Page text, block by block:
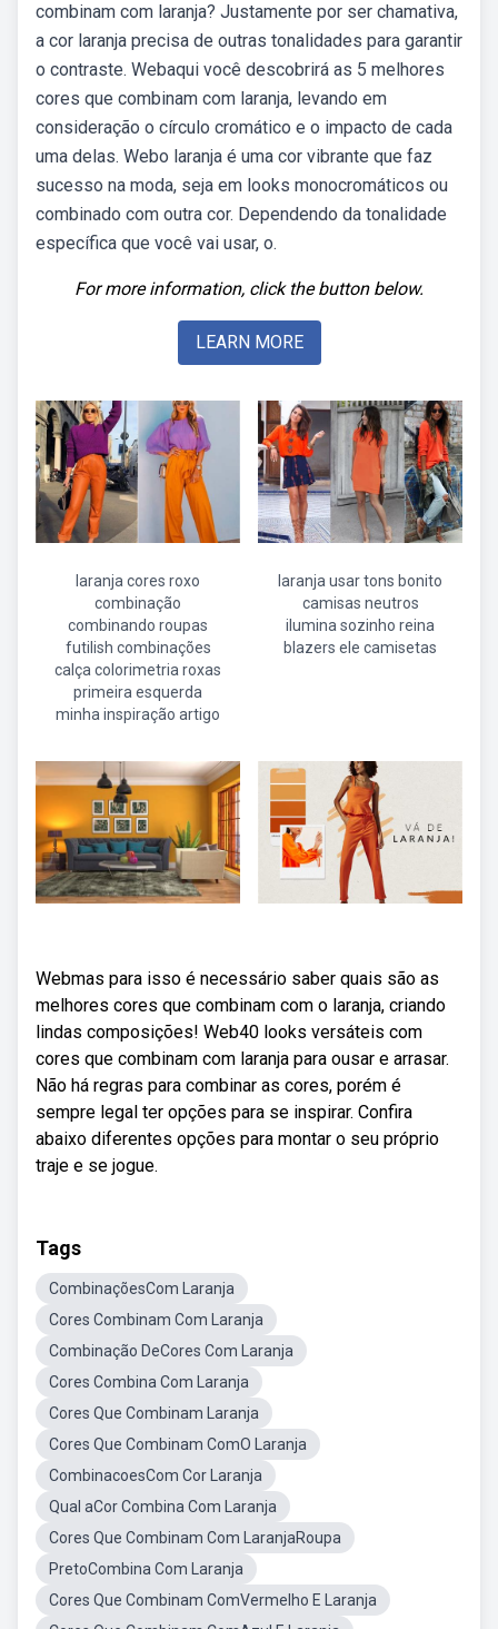
combinam com laranja? Justamente por ser chamativa,
a cor laranja precisa de outras tonalidades para garantir
o contraste. Webaqui você descobrirá as 5 melhores
cores que combinam com laranja, levando em
consideração o círculo cromático e o impacto de cada
uma delas. Webo laranja é uma cor vibrante que faz
sucesso na moda, seja em looks monocromáticos ou
combinado com outra cor. Dependendo da tonalidade
específica que você vai usar, o.
For more information, click the button below.
LEARN MORE
laranja cores roxo
combinação
combinando roupas
futilish combinações
calça colorimetria roxas
primeira esquerda
minha inspiração artigo
laranja usar tons bonito
camisas neutros
ilumina sozinho reina
blazers ele camisetas
Webmas para isso é necessário saber quais são as
melhores cores que combinam com o laranja, criando
lindas composições! Web40 looks versáteis com
cores que combinam com laranja para ousar e arrasar.
Não há regras para combinar as cores, porém é
sempre legal ter opções para se inspirar. Confira
abaixo diferentes opções para montar o seu próprio
traje e se jogue.
Tags
CombinaçõesCom Laranja
Cores Combinam Com Laranja
Combinação DeCores Com Laranja
Cores Combina Com Laranja
Cores Que Combinam Laranja
Cores Que Combinam ComO Laranja
CombinacoesCom Cor Laranja
Qual aCor Combina Com Laranja
Cores Que Combinam Com LaranjaRoupa
PretoCombina Com Laranja
Cores Que Combinam ComVermelho E Laranja